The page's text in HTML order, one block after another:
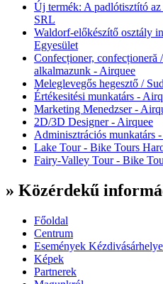
Új termék: A padlótisztító
SRL
Waldorf-előkészítő osztály
Egyesület
Confecționer, confecționeră
alkalmazunk - Airquee
Meleglevegős hegesztő /
Értékesitési munkatárs -
Marketing Menedzser -
2D/3D Designer - Airquee
Adminisztrációs munkatárs
Lake Tour - Bike Tours
Fairy-Valley Tour - Bike
» Közérdekű
Főoldal
Centrum
Események
Képek
Partnerek